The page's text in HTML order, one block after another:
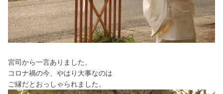
宮司から一言ありました。
コロナ禍の今、やはり大事なのは
ご縁だとおっしゃられました。